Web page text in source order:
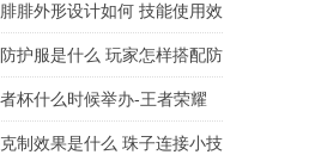
腓外形设计如何 技能使用效
护服是什么 玩家怎样搭配防
杯什么时候举办-王者荣耀
间介绍
制效果是什么 珠子连接小技